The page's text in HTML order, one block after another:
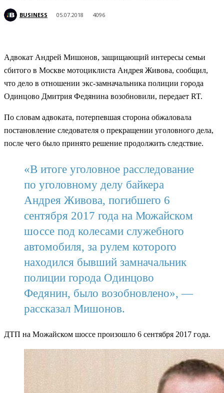
BUSINESS 05.07.2018 4096
Адвокат Андрей Мишонов, защищающий интересы семьи
сбитого в Москве мотоциклиста Андрея Живова, сообщил,
что дело в отношении экс-замначальника полиции города
Одинцово Дмитрия Федянина возобновили, передает RT.
По словам адвоката, потерпевшая сторона обжаловала
постановление следователя о прекращении уголовного дела,
после чего было принято решение продолжить следствие.
«В итоге уголовное расследование
по уголовному делу байкера
Андрея Живова, погибшего 6
сентября 2017 года на Можайском
шоссе под колесами служебного
автомобиля, за рулем которого
находился бывший замначальник
полиции города Одинцово
Федянин, было возобновлено», —
рассказал Мишонов.
ДТП на Можайском шоссе произошло 6 сентября 2017 года.